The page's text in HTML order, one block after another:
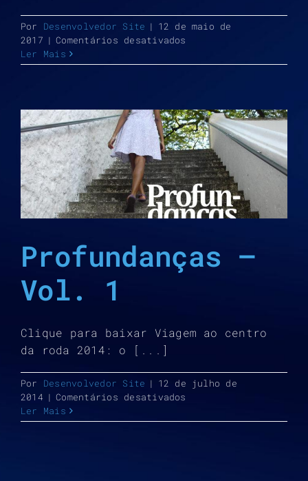
Por Desenvolvedor Site | 12 de maio de
2017 | Comentários desativados
–
Ler Mais
Profundanças –
Vol. 1
Clique para baixar Viagem ao centro
da roda 2014: o [...]
Por Desenvolvedor Site | 12 de julho de
2014 | Comentários desativados
–
Ler Mais